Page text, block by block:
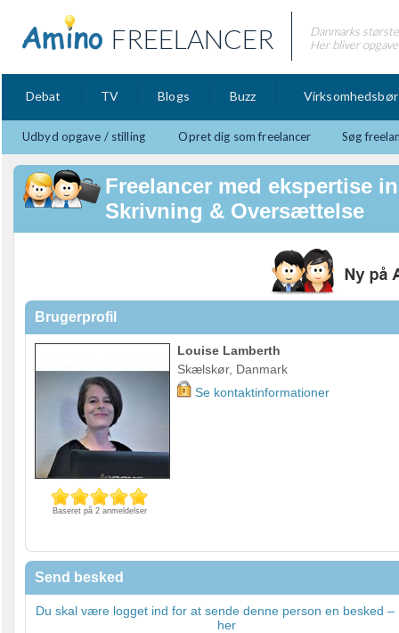
FREELANCER
Danmarks
Her bliver
Debat TV Blogs Buzz
Udbyd opgave / stilling Opret dig som freelancer Søg
Freelancer med ekspertise
Skrivning & Oversættelse
Brugerprofil
Baseret på 2 anmeldelser
Louise Lamberth
Skælskør, Danmark
Se kontaktinformationer
Send besked
Du skal være logget ind for at sende denne person en besked –
her